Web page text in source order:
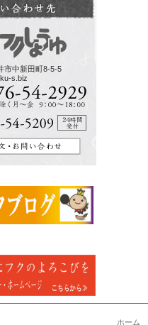
市中新田町8-5-5
s.biz
ホーム